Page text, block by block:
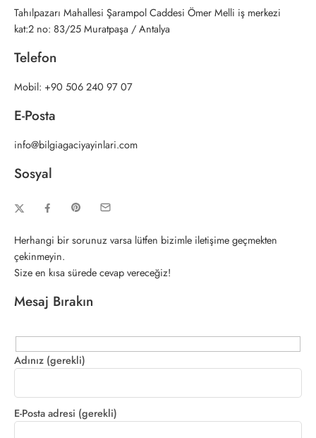
Tahılpazarı Mahallesi Şarampol Caddesi Ömer Melli iş merkezi
kat:2 no: 83/25 Muratpaşa / Antalya
Telefon
Mobil: +90 506 240 97 07
E-Posta
info@bilgiagaciyayinlari.com
Sosyal
Herhangi bir sorunuz varsa lütfen bizimle iletişime geçmekten
çekinmeyin.
Size en kısa sürede cevap vereceğiz!
Mesaj Bırakın
Adınız (gerekli)
E-Posta adresi (gerekli)